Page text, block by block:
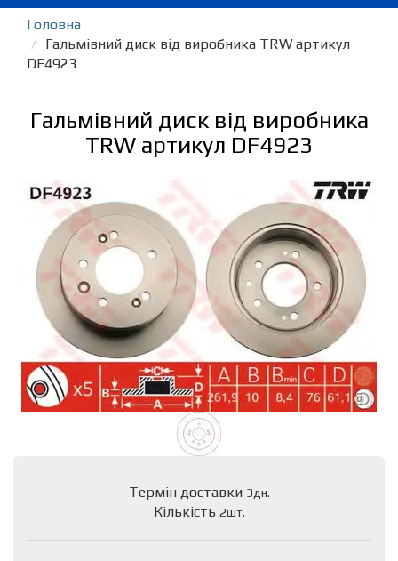
Головна
Гальмівний диск від виробника TRW артикул
DF4923
Гальмівний диск від виробника
TRW артикул DF4923
Термін доставки 3дн.
Кількість 2шт.